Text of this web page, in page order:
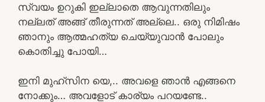
സ്വയം ഉറുകി ഇല്ലാതെ ആവുന്നതിലും
നല്ലത് അങ്ങ് തീരുന്നത് അല്ലെ.. ഒരു നിമിഷം
ഞാനും ആത്മഹത്യ ചെയ്യുവാൻ പോലും
കൊതിച്ചു പോയി…
ഇനി മുഹ്സിന യെ,.. അവളെ ഞാൻ എങ്ങനെ
നോക്കും… അവളോട്‌ കാര്യം പറയണ്ടേ..